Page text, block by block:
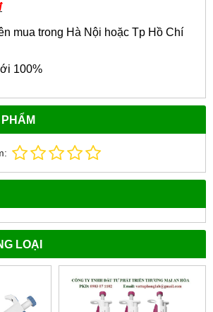
mua trong Hà Nội hoặc Tp Hồ Chí
100%
LOẠI